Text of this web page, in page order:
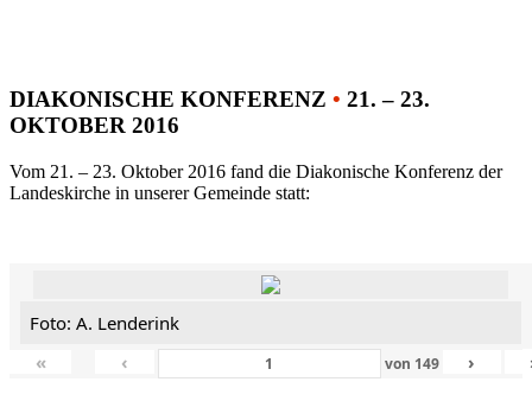
DIAKONISCHE KONFERENZ • 21. – 23.
OKTOBER 2016
Vom 21. – 23. Oktober 2016 fand die Diakonische Konferenz der
Landeskirche in unserer Gemeinde statt:
Foto: A. Lenderink
«
‹ von 149 ›